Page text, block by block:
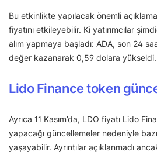
Bu etkinlikte yapılacak önemli
fiyatını etkileyebilir. Ki yatırımcılar
alım yapmaya başladı: ADA, son 24
değer kazanarak 0,59 dolara yükseldi.
Lido Finance token
Ayrıca 11 Kasım’da, LDO fiyatı Lido
yapacağı güncellemeler nedeniyle
yaşayabilir. Ayrıntılar açıklanmadı